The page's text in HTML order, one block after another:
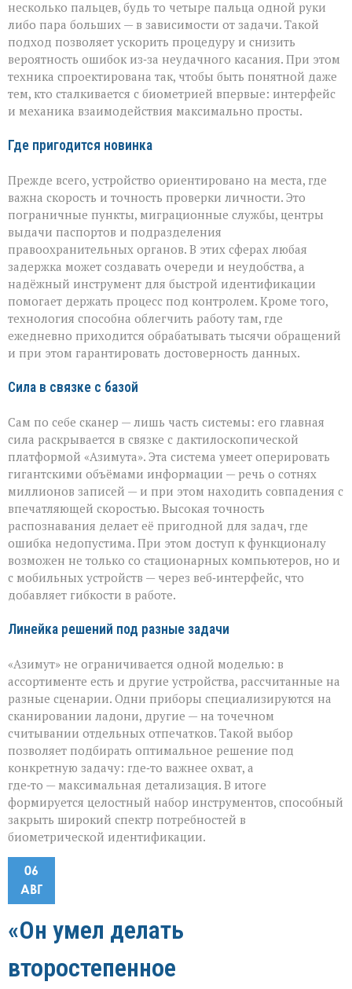
несколько пальцев, будь то четыре пальца одной руки
либо пара больших — в зависимости от задачи. Такой
подход позволяет ускорить процедуру и снизить
вероятность ошибок из‑за неудачного касания. При этом
техника спроектирована так, чтобы быть понятной даже
тем, кто сталкивается с биометрией впервые: интерфейс
и механика взаимодействия максимально просты.
Где пригодится новинка
Прежде всего, устройство ориентировано на места, где
важна скорость и точность проверки личности. Это
пограничные пункты, миграционные службы, центры
выдачи паспортов и подразделения
правоохранительных органов. В этих сферах любая
задержка может создавать очереди и неудобства, а
надёжный инструмент для быстрой идентификации
помогает держать процесс под контролем. Кроме того,
технология способна облегчить работу там, где
ежедневно приходится обрабатывать тысячи обращений
и при этом гарантировать достоверность данных.
Сила в связке с базой
Сам по себе сканер — лишь часть системы: его главная
сила раскрывается в связке с дактилоскопической
платформой «Азимута». Эта система умеет оперировать
гигантскими объёмами информации — речь о сотнях
миллионов записей — и при этом находить совпадения с
впечатляющей скоростью. Высокая точность
распознавания делает её пригодной для задач, где
ошибка недопустима. При этом доступ к функционалу
возможен не только со стационарных компьютеров, но и
с мобильных устройств — через веб‑интерфейс, что
добавляет гибкости в работе.
Линейка решений под разные задачи
«Азимут» не ограничивается одной моделью: в
ассортименте есть и другие устройства, рассчитанные на
разные сценарии. Одни приборы специализируются на
сканировании ладони, другие — на точечном
считывании отдельных отпечатков. Такой выбор
позволяет подбирать оптимальное решение под
конкретную задачу: где‑то важнее охват, а
где‑то — максимальная детализация. В итоге
формируется целостный набор инструментов, способный
закрыть широкий спектр потребностей в
биометрической идентификации.
06
АВГ
«Он умел делать
второстепенное